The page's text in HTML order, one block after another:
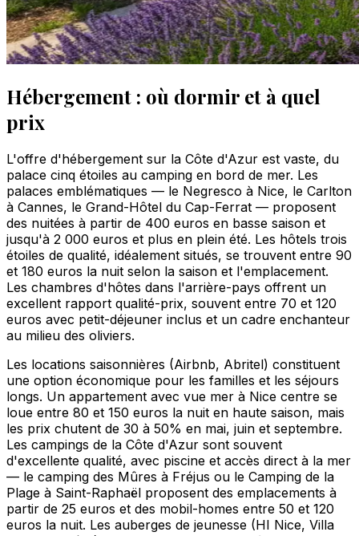
Hébergement : où dormir et à quel
prix
L'offre d'hébergement sur la Côte d'Azur est vaste, du
palace cinq étoiles au camping en bord de mer. Les
palaces emblématiques — le Negresco à Nice, le Carlton
à Cannes, le Grand-Hôtel du Cap-Ferrat — proposent
des nuitées à partir de 400 euros en basse saison et
jusqu'à 2 000 euros et plus en plein été. Les hôtels trois
étoiles de qualité, idéalement situés, se trouvent entre 90
et 180 euros la nuit selon la saison et l'emplacement.
Les chambres d'hôtes dans l'arrière-pays offrent un
excellent rapport qualité-prix, souvent entre 70 et 120
euros avec petit-déjeuner inclus et un cadre enchanteur
au milieu des oliviers.
Les locations saisonnières (Airbnb, Abritel) constituent
une option économique pour les familles et les séjours
longs. Un appartement avec vue mer à Nice centre se
loue entre 80 et 150 euros la nuit en haute saison, mais
les prix chutent de 30 à 50% en mai, juin et septembre.
Les campings de la Côte d'Azur sont souvent
d'excellente qualité, avec piscine et accès direct à la mer
— le camping des Mûres à Fréjus ou le Camping de la
Plage à Saint-Raphaël proposent des emplacements à
partir de 25 euros et des mobil-homes entre 50 et 120
euros la nuit. Les auberges de jeunesse (HI Nice, Villa